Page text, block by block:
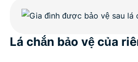
Lá chắn bảo vệ của